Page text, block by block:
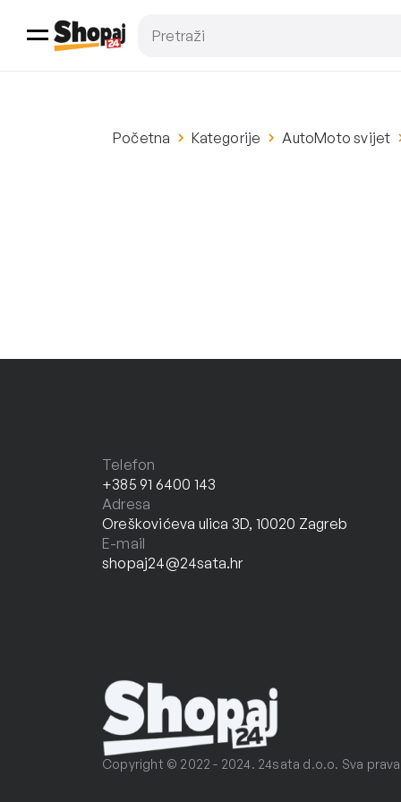
Početna Kategorije AutoMoto svijet
Telefon
+385 91 6400 143
Adresa
Oreškovićeva ulica 3D, 10020 Zagreb
E-mail
shopaj24@24sata.hr
Copyright © 2022 - 2024. 24sata d.o.o. Sva